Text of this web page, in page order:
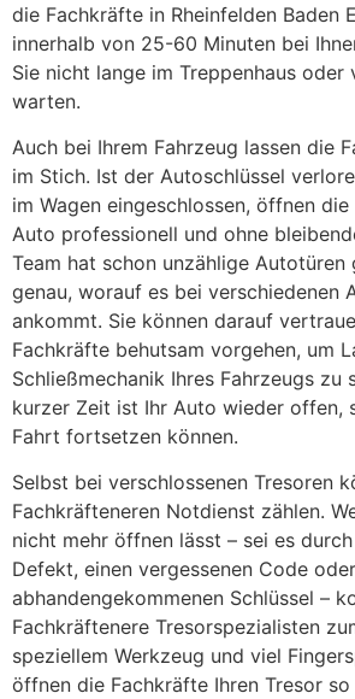
die Fachkräfte in Rheinfelden Baden
innerhalb von 25-60 Minuten bei
Sie nicht lange im Treppenhaus oder
warten.
Auch bei Ihrem Fahrzeug lassen die
im Stich. Ist der Autoschlüssel
im Wagen eingeschlossen, öffnen
Auto professionell und ohne
Team hat schon unzählige
genau, worauf es bei verschiedenen
ankommt. Sie können darauf
Fachkräfte behutsam vorgehen, um
Schließmechanik Ihres Fahrzeugs zu
kurzer Zeit ist Ihr Auto wieder offen,
Fahrt fortsetzen können.
Selbst bei verschlossenen Tresoren
Fachkräfteneren Notdienst zählen.
nicht mehr öffnen lässt – sei es
Defekt, einen vergessenen Code
abhandengekommenen Schlüssel –
Fachkräftenere Tresorspezialisten
speziellem Werkzeug und viel
öffnen die Fachkräfte Ihren Tresor